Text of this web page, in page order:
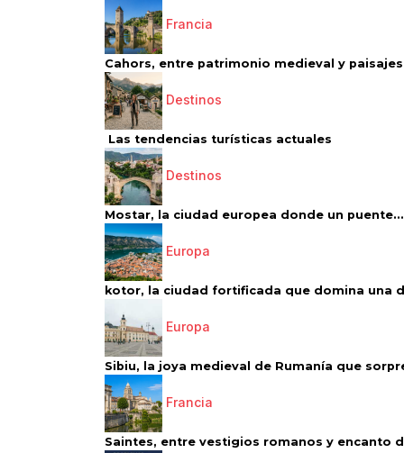
Francia
Cahors, entre patrimonio medieval y paisajes
Destinos
Las tendencias turísticas actuales
Destinos
Mostar, la ciudad europea donde un puente...
Europa
kotor, la ciudad fortificada que domina una
Europa
Sibiu, la joya medieval de Rumanía que
Francia
Saintes, entre vestigios romanos y encanto